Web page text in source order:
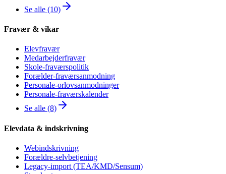
Se alle (10)
Fravær & vikar
Elevfravær
Medarbejderfravær
Skole-fraværspolitik
Forælder-fraværsanmodning
Personale-orlovsanmodninger
Personale-fraværskalender
Se alle (8)
Elevdata & indskrivning
Webindskrivning
Forældre-selvbetjening
Legacy-import (TEA/KMD/Sensum)